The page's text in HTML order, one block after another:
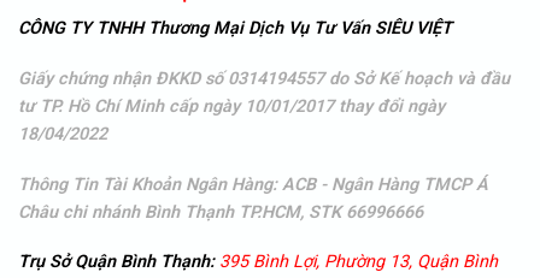
CÔNG TY TNHH Thương Mại Dịch Vụ Tư Vấn SIÊU VIỆT
Giấy chứng nhận ĐKKD số 0314194557 do Sở Kế hoạch và đầu
tư TP. Hồ Chí Minh cấp ngày 10/01/2017 thay đổi ngày
18/04/2022
Thông Tin Tài Khoản Ngân Hàng: ACB - Ngân Hàng TMCP Á
Châu chi nhánh Bình Thạnh TP.HCM, STK 66996666
Trụ Sở Quận Bình Thạnh: 395 Bình Lợi, Phường 13, Quận Bình